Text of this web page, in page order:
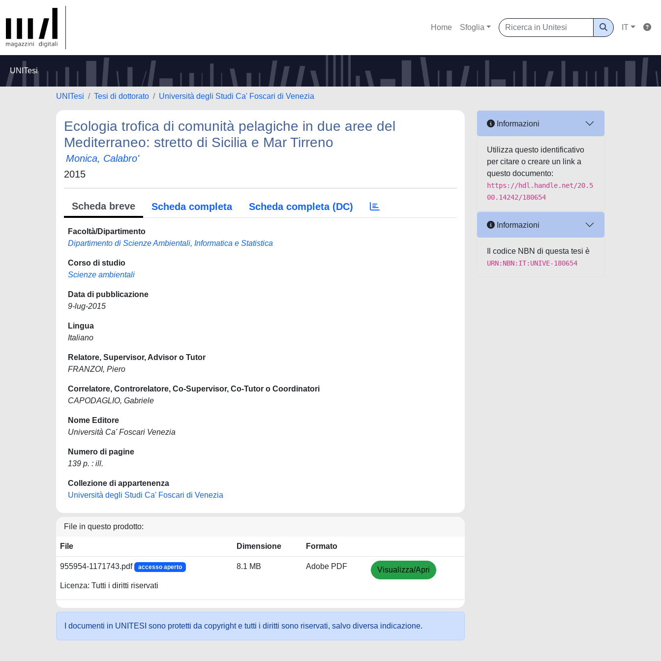
Home Sfoglia IT
UNITesi
UNITesi Tesi di dottorato Università degli Studi Ca' Foscari di Venezia
Ecologia trofica di comunità pelagiche in due aree del
Mediterraneo: stretto di Sicilia e Mar Tirreno
Monica, Calabro'
2015
Scheda breve Scheda completa Scheda completa (DC)
Facoltà/Dipartimento
Dipartimento di Scienze Ambientali, Informatica e Statistica
Corso di studio
Scienze ambientali
Data di pubblicazione
9-lug-2015
Lingua
Italiano
Relatore, Supervisor, Advisor o Tutor
FRANZOI, Piero
Correlatore, Controrelatore, Co-Supervisor, Co-Tutor o Coordinatori
CAPODAGLIO, Gabriele
Nome Editore
Università Ca' Foscari Venezia
Numero di pagine
139 p. : ill.
Collezione di appartenenza
Università degli Studi Ca' Foscari di Venezia
File in questo prodotto:
File Dimensione Formato
955954-1171743.pdf accesso aperto
Licenza: Tutti i diritti riservati
8.1 MB Adobe PDF Visualizza/Apri
I documenti in UNITESI sono protetti da copyright e tutti i diritti sono riservati, salvo diversa indicazione.
Informazioni
Utilizza questo identificativo
per citare o creare un link a
questo documento:
https://hdl.handle.net/20.5
00.14242/180654
Informazioni
Il codice NBN di questa tesi è
URN:NBN:IT:UNIVE-180654